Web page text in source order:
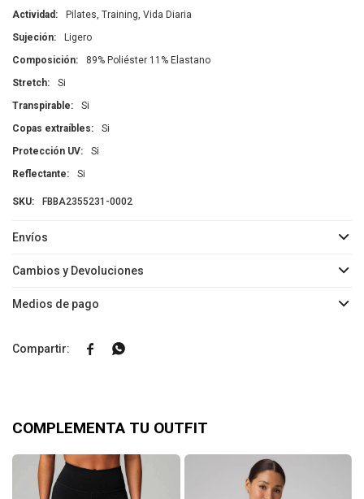
Actividad
Pilates, Training, Vida Diaria
Sujeción
Ligero
Composición
89% Poliéster 11% Elastano
Stretch
Si
Transpirable
Si
Copas extraíbles
Si
Protección UV
Si
Reflectante
Si
FBBA2355231-0002
Envíos
Cambios y Devoluciones
Medios de pago
 
COMPLEMENTA TU OUTFIT